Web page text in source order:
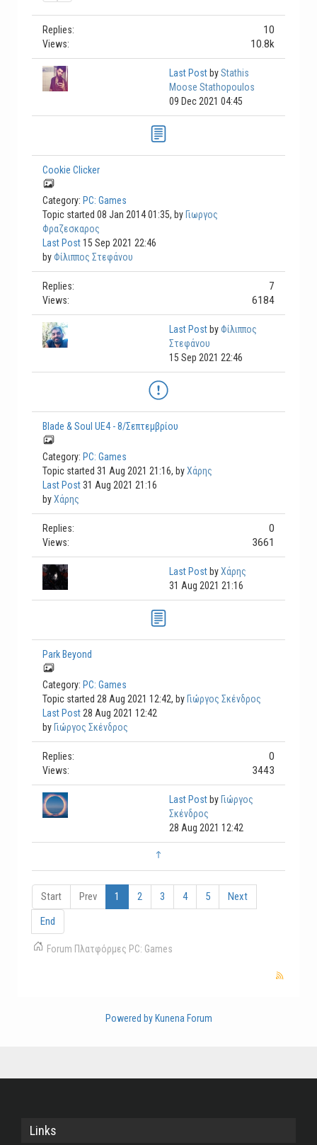
Replies: 10
Views: 10.8k
Last Post byStathis
Moose Stathopoulos
09 Dec 2021 04:45
Cookie Clicker
Category: PC: Games
Topic started 08 Jan 2014 01:35, by Γιωργος
Φραζεσκαρος
Last Post15 Sep 2021 22:46
byΦίλιππος Στεφάνου
Replies: 7
Views: 6184
Last Post byΦίλιππος
Στεφάνου
15 Sep 2021 22:46
Blade & Soul UE4 - 8/Σεπτεμβρίου
Category: PC: Games
Topic started 31 Aug 2021 21:16, byΧάρης
Last Post31 Aug 2021 21:16
byΧάρης
Replies: 0
Views: 3661
Last Post byΧάρης
31 Aug 2021 21:16
Park Beyond
Category: PC: Games
Topic started 28 Aug 2021 12:42, by Γιώργος Σκένδρος
Last Post 28 Aug 2021 12:42
by Γιώργος Σκένδρος
Replies: 0
Views: 3443
Last Post by Γιώργος
Σκένδρος
28 Aug 2021 12:42
Start Prev 1 2 3 4 5
Next
End
Forum Πλατφόρμες PC: Games
Powered by Kunena Forum
Links